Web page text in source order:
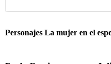
Personajes La mujer en el